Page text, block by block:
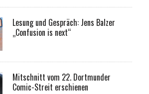
Lesung und Gespräch: Jens Balzer
„Confusion is next“
Mitschnitt vom 22. Dortmunder
Comic-Streit erschienen